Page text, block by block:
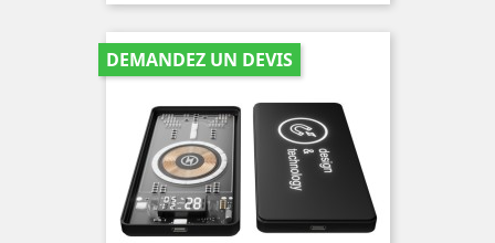
DEMANDEZ UN DEVIS